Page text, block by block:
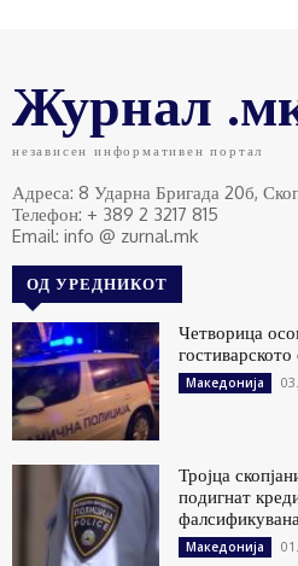
Журнал
независен информативен портал
Адреса: 8 Ударна Бригада 20б,
Телефон: + 389 2 3217 815
Email: info @ zurnal.mk
ОД УРЕДНИКОТ
Четворица
Македонија
Тројца
подигнат
Македонија